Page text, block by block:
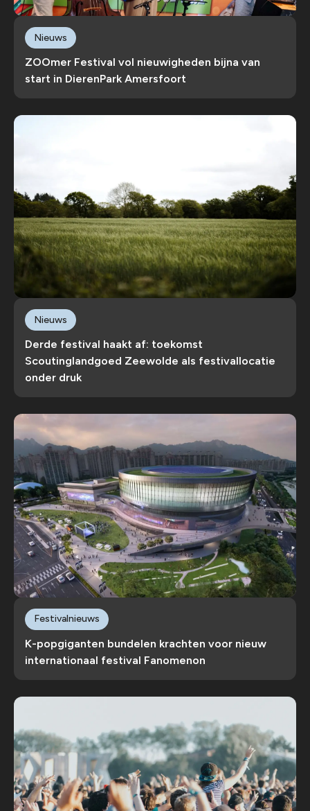
ZOOmer Festival vol nieuwigheden bijna van
start in DierenPark Amersfoort
Nieuws
Derde festival haakt af: toekomst
Scoutinglandgoed Zeewolde als festivallocatie
onder druk
Nieuws
K-popgiganten bundelen krachten voor nieuw
internationaal festival Fanomenon
Festivalnieuws